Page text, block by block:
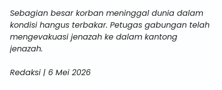
Sebagian besar korban meninggal dunia dalam
kondisi hangus terbakar. Petugas gabungan telah
mengevakuasi jenazah ke dalam kantong
jenazah.
Redaksi | 6 Mei 2026